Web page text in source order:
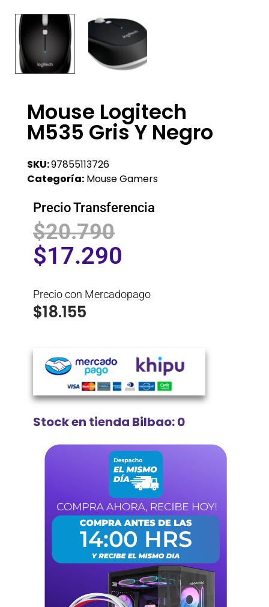
Mouse Logitech
M535 Gris Y Negro
SKU:97855113726
Categoría: Mouse Gamers
Precio Transferencia
$20.790
$17.290
Precio con Mercadopago
$18.155
Stock en tienda Bilbao: 0